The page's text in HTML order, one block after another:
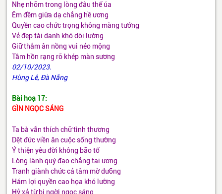
Nhẹ nhõm trong lòng đâu thể úa
Êm đềm giữa dạ chẳng hề ương
Quyền cao chức trọng không màng tưởng
Vẻ đẹp tài danh khó dõi lường
Giữ thắm ân nồng vui nẻo mộng
Tâm hồn rạng rỡ khép màn sương
02/10/2023.
Hùng Lê, Đà Nẵng
Bài hoạ 17:
GÌN NGỌC SÁNG
Ta bà vẫn thích chữ tình thương
Dệt đức viền ân cuộc sống thường
Ý thiện yêu đời không bão tố
Lòng lành quý đạo chẳng tai ương
Tranh giành chức cả tâm mờ dưỡng
Hám lợi quyền cao họa khó lường
Hỷ xả từ bi ngời ngọc sáng